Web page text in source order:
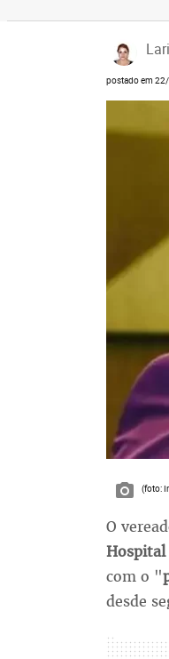
postado em
(foto:
O
Hospital
com o "
desde